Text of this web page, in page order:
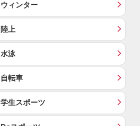
ウィンター
陸上
水泳
自転車
学生スポーツ